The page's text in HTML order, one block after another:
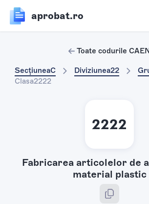
aprobat.ro
Toate codurile
SecțiuneaC Diviziunea22
Clasa2222
2222
Fabricarea articolelor de
material plastic